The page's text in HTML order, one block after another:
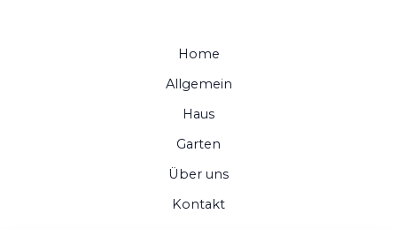
Home
Allgemein
Haus
Garten
Über uns
Kontakt